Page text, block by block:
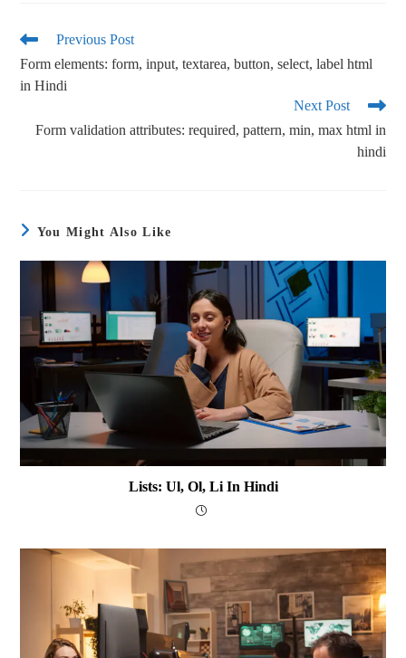
ok r
Previous Post
Form elements: form, input, textarea, button, select, label html
in Hindi
Next Post
Form validation attributes: required, pattern, min, max html in
hindi
You Might Also Like
Lists: Ul, Ol, Li In Hindi